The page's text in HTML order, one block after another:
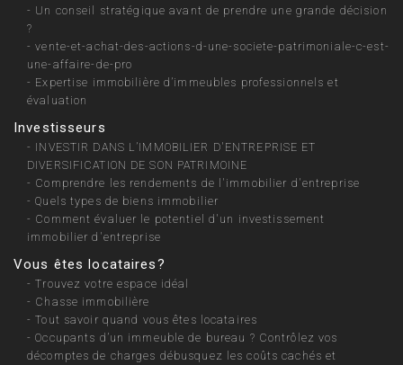
- Un conseil stratégique avant de prendre une grande décision
?
-vente-et-achat-des-actions-d-une-societe-patrimoniale-c-est-
une-affaire-de-pro
- Expertise immobilière d’immeubles professionnels et
évaluation
Investisseurs
- INVESTIR DANS L’IMMOBILIER D'ENTREPRISE ET
DIVERSIFICATION DE SON PATRIMOINE
- Comprendre les rendements de l'immobilier d'entreprise
-Quels types de biens immobilier
- Comment évaluer le potentiel d'un investissement
immobilier d'entreprise
Vous êtes locataires?
-Trouvez votre espace idéal
- Chasse immobilière
-Tout savoir quand vous êtes locataires
-Occupants d’un immeuble de bureau ? Contrôlez vos
décomptes de charges débusquez les coûts cachés et